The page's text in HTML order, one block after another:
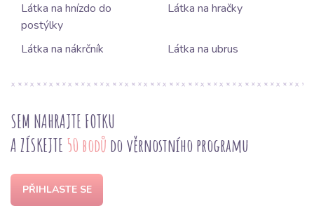
Látka na hnízdo do
postýlky
Látka na hračky
Látka na nákrčník Látka na ubrus
SEM NAHRAJTE FOTKU
A ZÍSKEJTE 50 bodů do věrnostního programu
PŘIHLASTE SE